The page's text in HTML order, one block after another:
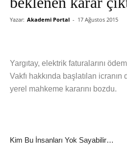
Yazar: Akademi Portal - 17 Ağustos 2015
Yargıtay, elektrik faturalarını
Vakfı hakkında başlatılan icranın
yerel mahkeme kararını bozdu.
Kim Bu İnsanları Yok Sayabilir…